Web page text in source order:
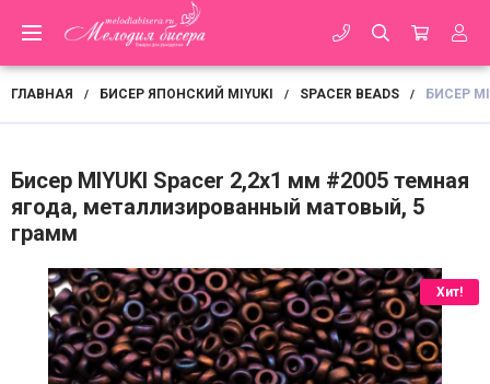
ГЛАВНАЯ / БИСЕР ЯПОНСКИЙ MIYUKI / SPACER BEADS / БИСЕР
Бисер MIYUKI Spacer 2,2х1 мм #2005 темная
ягода, металлизированный матовый, 5
грамм
Хит!